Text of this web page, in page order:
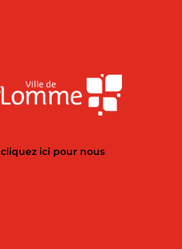
cliquez ici pour nous